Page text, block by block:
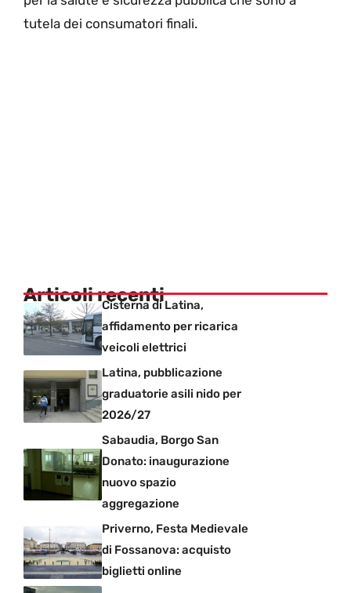
tutela dei consumatori finali.
Articoli recenti
Cisterna di Latina,
affidamento per ricarica
veicoli elettrici
Latina, pubblicazione
graduatorie asili nido per
2026/27
Sabaudia, Borgo San
Donato: inaugurazione
nuovo spazio
aggregazione
Priverno, Festa Medievale
di Fossanova: acquisto
biglietti online